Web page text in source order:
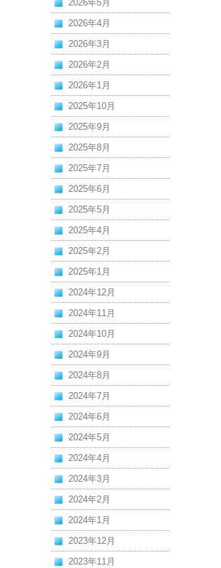
2026年5月
2026年4月
2026年3月
2026年2月
2026年1月
2025年10月
2025年9月
2025年8月
2025年7月
2025年6月
2025年5月
2025年4月
2025年2月
2025年1月
2024年12月
2024年11月
2024年10月
2024年9月
2024年8月
2024年7月
2024年6月
2024年5月
2024年4月
2024年3月
2024年2月
2024年1月
2023年12月
2023年11月